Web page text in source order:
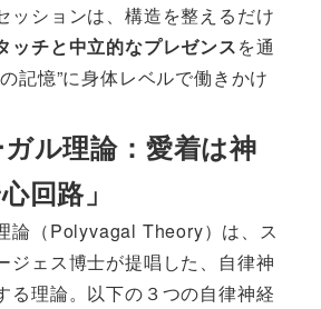
ッションは、構造を整えるだけ
ッチと中立的なプレゼンスを通
記憶”に身体レベルで働きかけ
ル理論：愛着は神
回路」
論（Polyvagal Theory）は、ス
ジェス博士が提唱した、自律神
る理論。以下の３つの自律神経